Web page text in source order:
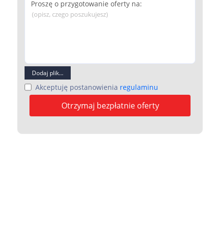
(opisz, czego poszukujesz)
Dodaj plik...
Akceptuję postanowienia regulaminu
Otrzymaj bezpłatnie oferty